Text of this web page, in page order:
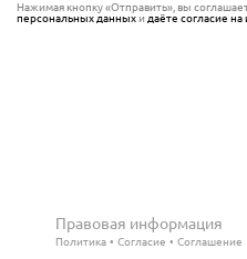
Нажимая кнопку «Отправить», вы
персональных данныхи даёте согласие на
Правовая информация
Политика Согласие Соглашение